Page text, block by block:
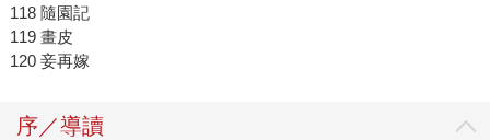
118 隨園記
119 畫皮
120 妾再嫁
序／導讀